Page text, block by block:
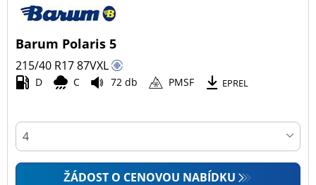
Barum Polaris 5
215/40 R1787VXL
D C 72 db PMSF EPREL
ŽÁDOST O CENOVOU NABÍDKU